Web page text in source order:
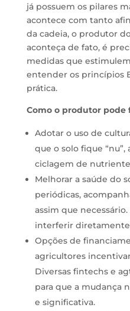
já possuem os pilares
acontece com tanto
da cadeia, o produtor
aconteça de fato, é
medidas que
entender os princípios
prática.
Como o produtor pode
Adotar o uso de
que o solo fique
ciclagem de
Melhorar a saúde do
periódicas,
assim que
interferir diretamente
Opções de
agricultores
Diversas fintechs e
para que a mudança
e significativa.